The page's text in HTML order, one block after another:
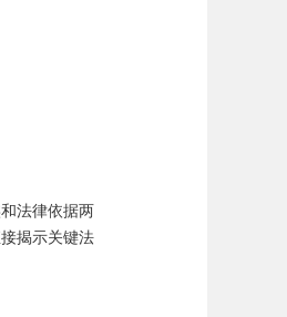
法律依据两
揭示关键法